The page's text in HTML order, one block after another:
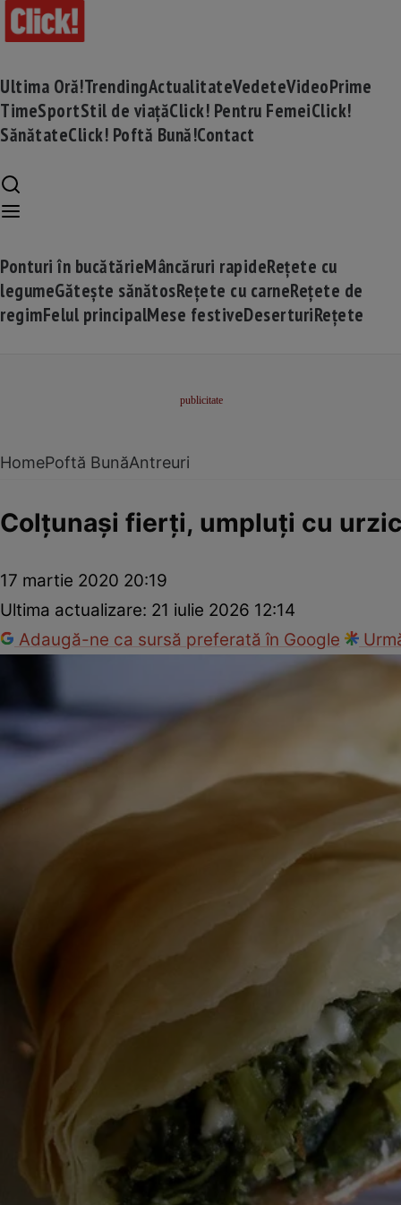
Ultima Oră!TrendingActualitateVedeteVideoPrime
TimeSportStil de viațăClick! Pentru FemeiClick!
SănătateClick! Poftă Bună!Contact
Ponturi în bucătărieMâncăruri rapideRețete cu
legumeGătește sănătosRețete cu carneRețete de
regimFelul principalMese festiveDeserturiRețete
HomePoftă BunăAntreuri
Colţunaşi fierţi, umpluţi cu
17 martie 2020 20:19
Ultima actualizare: 21 iulie 2026 12:14
Adaugă-ne ca sursă preferată în Google